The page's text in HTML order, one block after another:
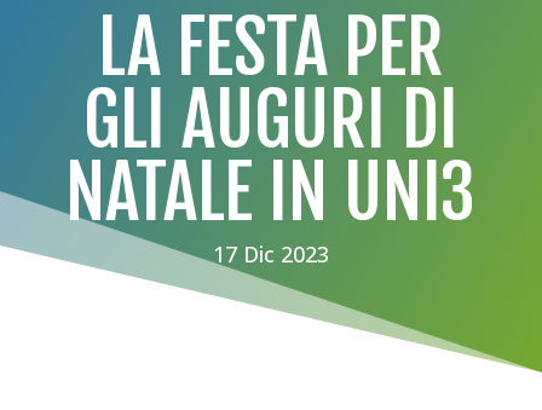
LA FESTA PER
GLI AUGURI DI
NATALE IN UNI3
17 Dic 2023